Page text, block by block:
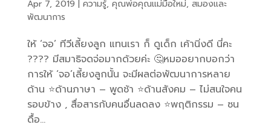
Apr 7, 2019 | ความรู้, คุณพ่อคุณแม่มือใหม่, สมองและ
พัฒนาการ
ให้ ‘จอ’ ทีวีเลี้ยงลูก แทนเรา ก็ ดูเด็ก เค้านิ่งดี นี่คะ
???? มีสมาธิจดจ่อมากด้วยค่ะ 🤔หมออยากบอกว่า
การให้ ‘จอ’เลี้ยงลูกนั้น จะมีผลต่อพัฒนาการหลาย
ด้าน ⭐️ด้านภาษา – พูดช้า ⭐️ด้านสังคม – ไม่สนใจคน
รอบข้าง , สื่อสารกับคนอื่นลดลง ⭐️พฤติกรรม – ซน
ดื้อ...